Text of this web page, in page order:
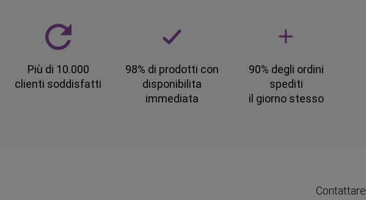
Più di 10.000
clienti soddisfatti
98% di prodotti con
disponibilita
immediata
90% degli ordini
spediti
il giorno stesso
Contattare